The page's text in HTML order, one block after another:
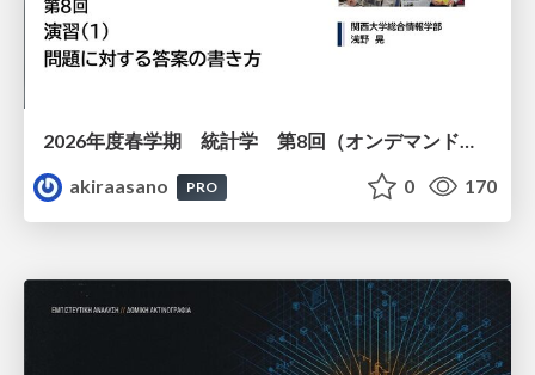
2026年度春学期 統計学 第8回（オンデマンド配信回） 演習（１）・問題に対する答案の書き方 (2026. 5. 21)
akiraasano
PRO 0 170